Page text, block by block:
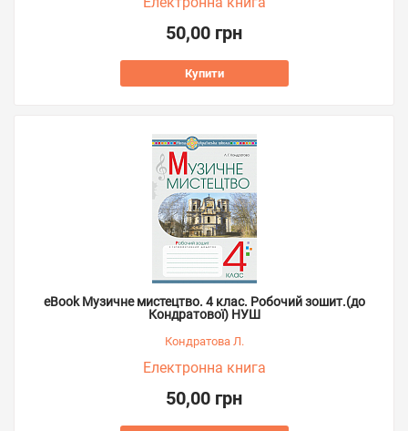
50,00 грн
Купити
eBook Музичне мистецтво. 4 клас. Робочий зошит.(до
Кондратової) НУШ
Кондратова Л.
Електронна книга
50,00 грн